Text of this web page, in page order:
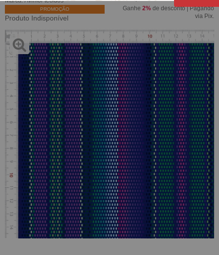
PROMOÇÃO
Produto Indisponível
Ganhe 2% de desconto | Pagando
via Pix.